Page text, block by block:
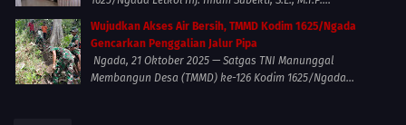
Wujudkan Akses Air Bersih, TMMD Kodim 1625/Ngada
Gencarkan Penggalian Jalur Pipa
Ngada, 21 Oktober 2025 — Satgas TNI Manunggal
Membangun Desa (TMMD) ke-126 Kodim 1625/Ngada...